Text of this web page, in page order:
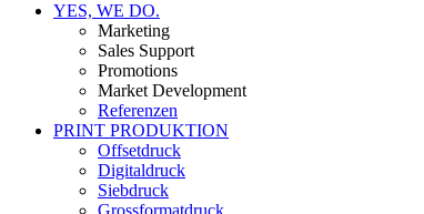
YES, WE DO.
Marketing
Sales Support
Promotions
Market Development
Referenzen
PRINT PRODUKTION
Offsetdruck
Digitaldruck
Siebdruck